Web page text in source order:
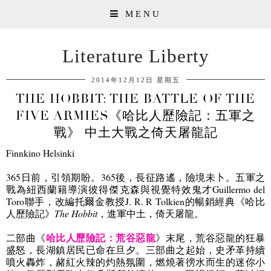
MENU
Literature Liberty
2014年12月12日 星期五
THE HOBBIT: THE BATTLE OF THE
FIVE ARMIES《哈比人歷險記：五軍之
戰》 中土大戰之倚天屠龍記
Finnkino Helsinki
365日前，引領期盼。 365後，長征路遙，險境未卜。五軍之
戰為紐西蘭籍導演彼得傑克森與視覺特效鬼才Guillermo del
Toro聯手，改編托爾金教授J. R. R Tolkien的暢銷經典《哈比
人歷險記》 The Hobbit，進軍中土，倚天屠龍。
二部曲 《哈比人歷險記：荒谷惡龍》 末尾，荒谷惡龍的狂暴
盛怒，長湖鎮居民已命在旦夕。 三部曲之起始，史矛革持續
噴火轟炸，赭紅火辣的灼熱氛圍，燃燒著徬水而生的迷你小